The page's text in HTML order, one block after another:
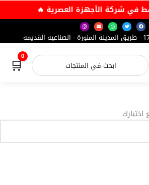
في شركة الأجهزة العصرية 🔥
🛒0